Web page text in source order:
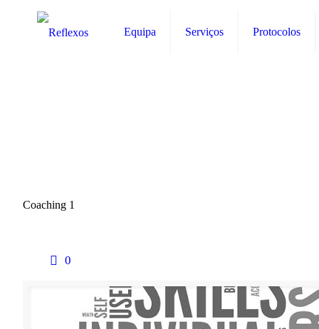
Equipa Serviços Protocolos
Coaching 1
0